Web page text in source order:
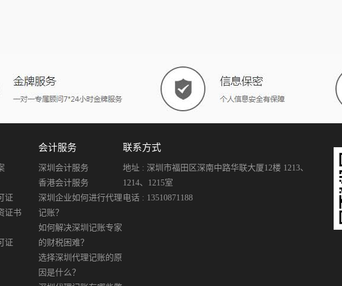
证
证书
证
会计服务
深圳会计服务
香港会计服务
深圳企业如何进行代理
记账？
如何解决深圳记账专家
的财税困难？
选择深圳代理记账的原
因是什么？
联系方式
地址 : 深圳市福田区深南中路华联大厦12楼 1213、
1214、1215室
电话 : 13510871188